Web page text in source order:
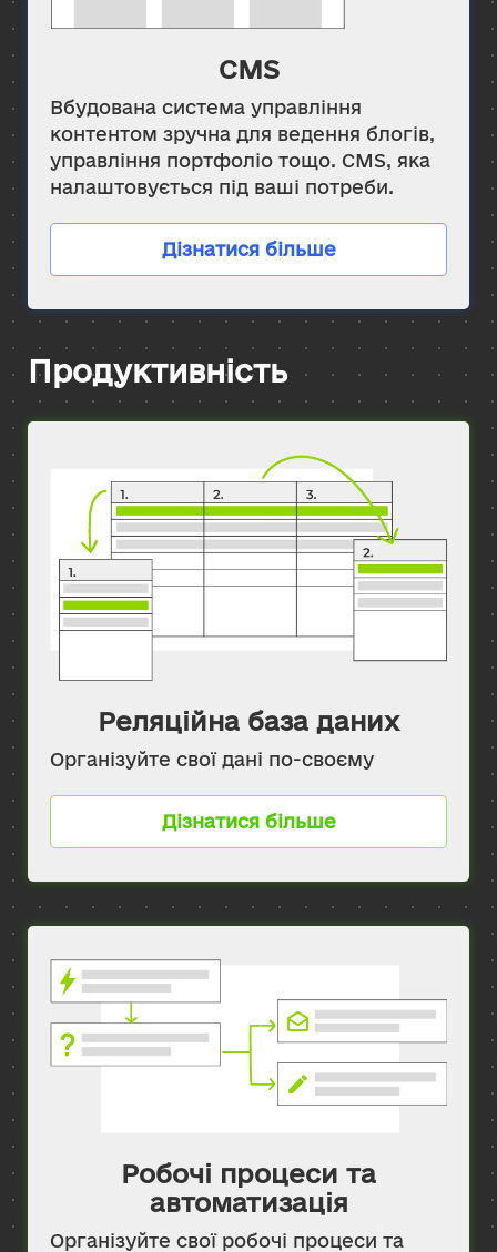
CMS
Вбудована система управління
контентом зручна для ведення блогів,
управління портфоліо тощо. CMS, яка
налаштовується під ваші потреби.
Дізнатися більше
Продуктивність
Реляційна база даних
Організуйте свої дані по-своєму
Дізнатися більше
Робочі процеси та
автоматизація
Організуйте свої робочі процеси та